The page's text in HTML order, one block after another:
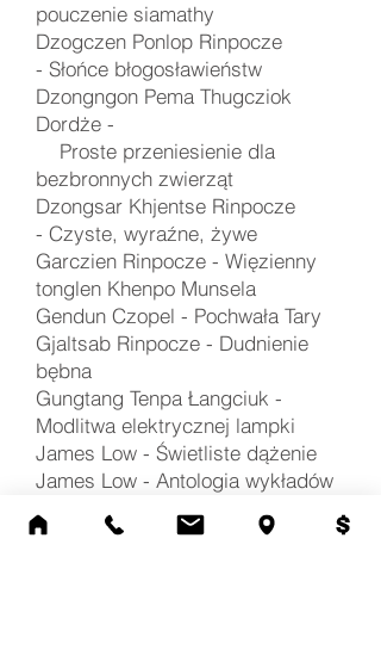
pouczenie siamathy
Dzogczen Ponlop Rinpocze
- Słońce błogosławieństw
Dzongngon Pema Thugcziok
Dordże -
Proste przeniesienie dla
bezbronnych zwierząt
Dzongsar Khjentse Rinpocze
- Czyste, wyraźne, żywe
Garczien Rinpocze - Więzienny
tonglen Khenpo Munsela
Gendun Czopel - Pochwała Tary
Gjaltsab Rinpocze - Dudnienie
bębna
Gungtang Tenpa Łangciuk -
Modlitwa elektrycznej lampki
James Low - Świetliste dążenie
James Low - Antologia wykładów
Jukhok Czadralła -
Rada dla